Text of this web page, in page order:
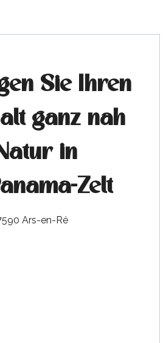
Sie Ihren
ganz nah
in
Zelt
Ars-en-Ré